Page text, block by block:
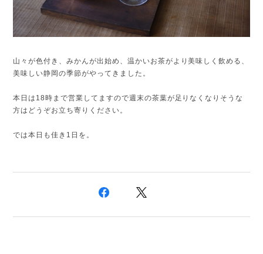
山々が色付き、みかんが出始め、温かいお茶がより美味しく飲める、
美味しい静岡の季節がやってきました。
本日は18時まで営業してますので週末の茶葉が足りなくなりそうな
方はどうぞお立ち寄りください。
では本日も佳き1日を。